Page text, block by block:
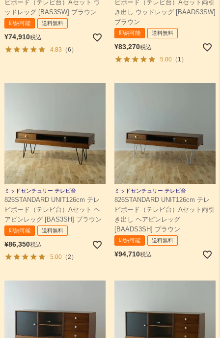
ビボード（テレビ台）Aセット ウ
ッドレッグ [BAS3SW] ブラウン
即納可能 送料無料
¥74,910税込
4.83 （6）
ビボード（テレビ台）Aセット両引
き出し ウッドレッグ [BAADS3SW]
ブラウン
即納可能 送料無料
¥83,270税込
5.00（1）
ミッドセンチュリー テレビ台
826STANDARD UNIT126cm テレ
ビボード（テレビ台）Aセット ヘ
アピンレッグ [BAS3SH] ブラウン
即納可能 送料無料
¥86,350税込
5.00（2）
ミッドセンチュリー テレビ台
826STANDARD UNIT126cm テレ
ビボード（テレビ台）Aセット両引
き出し ヘアピンレッグ
[BAADS3SH] ブラウン
即納可能 送料無料
¥94,710税込